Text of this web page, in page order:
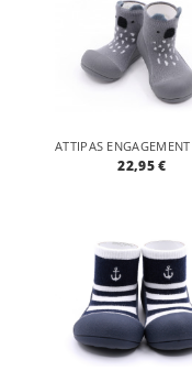
22,95 €